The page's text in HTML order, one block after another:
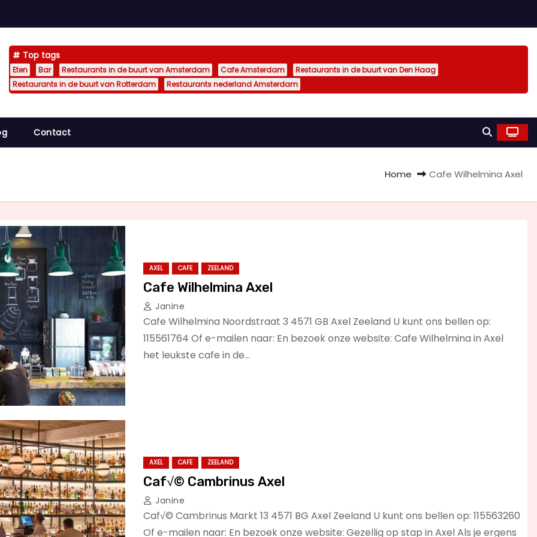
Top tags
Eten Bar Restaurants in de buurt van Amsterdam Cafe Amsterdam
Restaurants in de buurt van Den Haag
Restaurants in de buurt van Rotterdam
Restaurants nederland Amsterdam
Contact
Home Cafe Wilhelmina Axel
AXEL CAFE ZEELAND
Cafe Wilhelmina Axel
Janine
Cafe Wilhelmina Noordstraat 3 4571 GB Axel Zeeland U kunt ons bellen op:
115561764 Of e-mailen naar: En bezoek onze website: Cafe Wilhelmina in Axel
het leukste cafe in de…
AXEL CAFE ZEELAND
Caf√© Cambrinus Axel
Janine
Caf√© Cambrinus Markt 13 4571 BG Axel Zeeland U kunt ons bellen op: 115563260
Of e-mailen naar: En bezoek onze website: Gezellig op stap in Axel Als je ergens